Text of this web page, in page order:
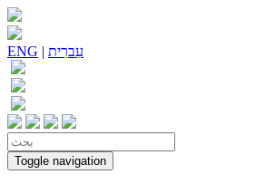
ENG | עִברִית
Toggle navigation